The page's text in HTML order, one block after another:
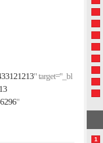
" target="_bl
"
1